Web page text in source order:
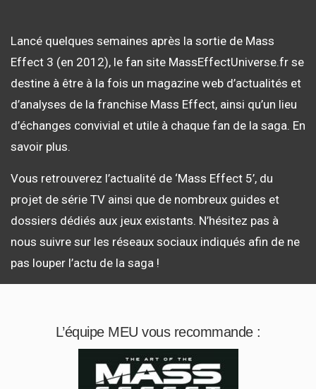
Lancé quelques semaines après la sortie de Mass
Effect 3 (en 2012), le fan site MassEffectUniverse.fr se
destine à être à la fois un magazine web d’actualités et
d’analyses de la franchise Mass Effect, ainsi qu’un lieu
d’échanges convivial et utile à chaque fan de la saga. En
savoir plus.
Vous retrouverez l’actualité de ‘Mass Effect 5’, du
projet de série TV ainsi que de nombreux guides et
dossiers dédiés aux jeux existants. N’hésitez pas à
nous suivre sur les réseaux sociaux indiqués afin de ne
pas louper l’actu de la saga !
L’équipe MEU vous recommande :